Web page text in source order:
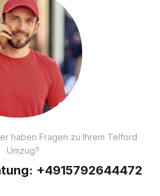
haben Fragen zu Ihrem Telford
Umzug?
+4915792644472